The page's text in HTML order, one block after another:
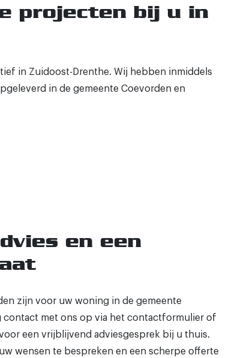
projecten bij u in
in Zuidoost-Drenthe. Wij hebben inmiddels
in de gemeente Coevorden en
en een
zijn voor uw woning in de gemeente
contact met ons op via het contactformulier of
een vrijblijvend adviesgesprek bij u thuis.
wensen te bespreken en een scherpe offerte